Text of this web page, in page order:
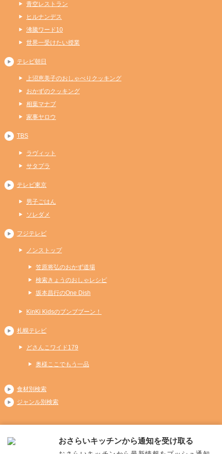
青空レストラン
ヒルナンデス
沸騰ワード10
世界一受けたい授業
テレビ朝日
上沼恵美子のおしゃべりクッキング
おかずのクッキング
相葉マナブ
家事ヤロウ
TBS
ラヴィット
サタプラ
テレビ東京
男子ごはん
ソレダメ
フジテレビ
ノンストップ
笠原将弘のおかず道場
検索きょうのおしゃレシピ
坂本昌行のOne Dish
KinKi Kidsのブンブブーン！
札幌テレビ
どさんこワイド179
奥様ここでもう一品
食材別検索
ジャンル別検索
Copyright (C) 2026 おさらいキッチン
おさらいキッチンから通知を受け取る